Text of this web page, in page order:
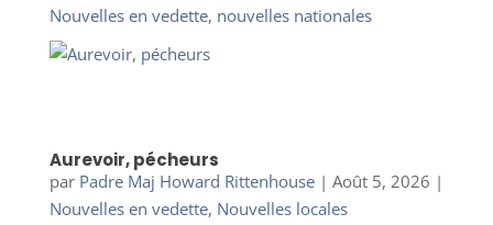
Nouvelles en vedette, nouvelles nationales
Aurevoir, pécheurs
par Padre Maj Howard Rittenhouse| Août 5, 2026 |
Nouvelles en vedette, Nouvelles locales